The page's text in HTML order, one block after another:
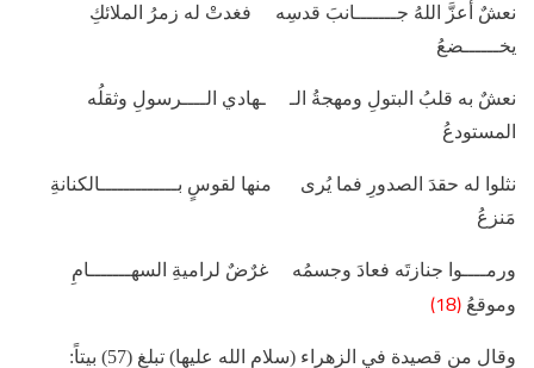
نعشٌ أعزَّ اللهُ جـــــــانبَ قدسِه فغدتْ له زمرُ الملائكِ
يخــــــضعُ
نعشٌ به قلبُ البتولِ ومهجةُ الـ ـهادي الــــرسولِ وثقلُه
المستودعُ
نثلوا له حقدَ الصدورِ فما يُرى منها لقوسٍ بـــــــــــــالكنانةِ
مَنزعُ
ورمــــوا جنازتَه فعادَ وجسمُه غرٌضٌ لراميةِ السهـــــــامِ
وموقعُ (18)
وقال من قصيدة في الزهراء (سلام الله عليها) تبلغ (57) بيتاً: